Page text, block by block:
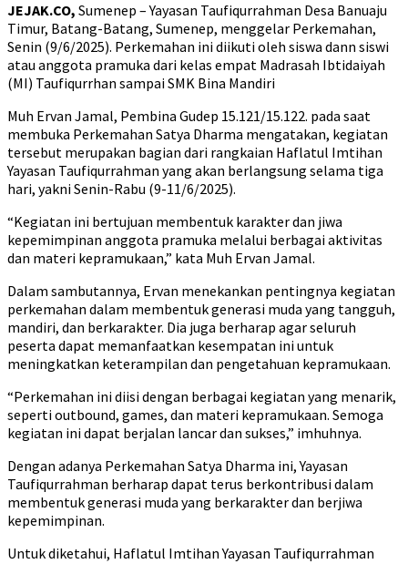
JEJAK.CO, Sumenep – Yayasan Taufiqurrahman Desa Banuaju
Timur, Batang-Batang, Sumenep, menggelar Perkemahan,
Senin (9/6/2025). Perkemahan ini diikuti oleh siswa dann siswi
atau anggota pramuka dari kelas empat Madrasah Ibtidaiyah
(MI) Taufiqurrhan sampai SMK Bina Mandiri
Muh Ervan Jamal, Pembina Gudep 15.121/15.122. pada saat
membuka Perkemahan Satya Dharma mengatakan, kegiatan
tersebut merupakan bagian dari rangkaian Haflatul Imtihan
Yayasan Taufiqurrahman yang akan berlangsung selama tiga
hari, yakni Senin-Rabu (9-11/6/2025).
“Kegiatan ini bertujuan membentuk karakter dan jiwa
kepemimpinan anggota pramuka melalui berbagai aktivitas
dan materi kepramukaan,” kata Muh Ervan Jamal.
Dalam sambutannya, Ervan menekankan pentingnya kegiatan
perkemahan dalam membentuk generasi muda yang tangguh,
mandiri, dan berkarakter. Dia juga berharap agar seluruh
peserta dapat memanfaatkan kesempatan ini untuk
meningkatkan keterampilan dan pengetahuan kepramukaan.
“Perkemahan ini diisi dengan berbagai kegiatan yang menarik,
seperti outbound, games, dan materi kepramukaan. Semoga
kegiatan ini dapat berjalan lancar dan sukses,” imhuhnya.
Dengan adanya Perkemahan Satya Dharma ini, Yayasan
Taufiqurrahman berharap dapat terus berkontribusi dalam
membentuk generasi muda yang berkarakter dan berjiwa
kepemimpinan.
Untuk diketahui, Haflatul Imtihan Yayasan Taufiqurrahman